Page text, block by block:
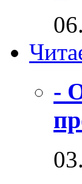
-